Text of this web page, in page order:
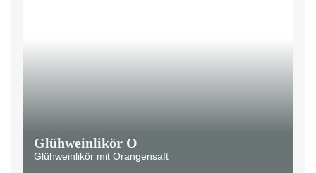
Glühweinlikör O
Glühweinlikör mit Orangensaft